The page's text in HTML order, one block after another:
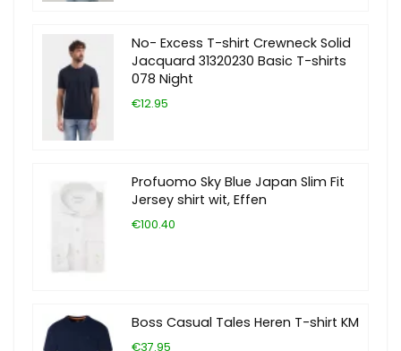
No- Excess T-shirt Crewneck Solid
Jacquard 31320230 Basic T-shirts
078 Night
€12.95
Profuomo Sky Blue Japan Slim Fit
Jersey shirt wit, Effen
€100.40
Boss Casual Tales Heren T-shirt KM
€37.95